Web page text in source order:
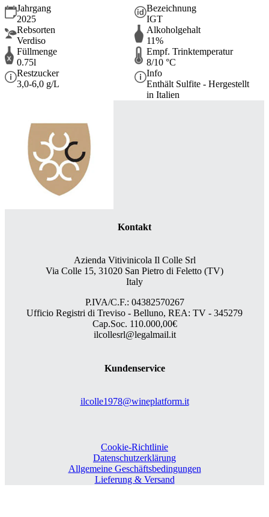
Jahrgang
2025
Bezeichnung
IGT
Rebsorten
Verdiso
Alkoholgehalt
11%
Füllmenge
0.75l
Empf. Trinktemperatur
8/10 °C
Restzucker
3,0-6,0 g/L
Info
Enthält Sulfite - Hergestellt
in Italien
Kontakt
Azienda Vitivinicola Il Colle Srl
Via Colle 15, 31020 San Pietro di Feletto (TV)
Italy
P.IVA/C.F.: 04382570267
Ufficio Registri di Treviso - Belluno, REA: TV - 345279
Cap.Soc. 110.000,00€
ilcollesrl@legalmail.it
Kundenservice
ilcolle1978@wineplatform.it
Cookie-Richtlinie
Datenschutzerklärung
Allgemeine Geschäftsbedingungen
Lieferung & Versand